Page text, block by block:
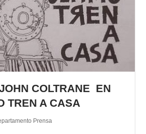
COLTRANE EN
TREN A CASA
Prensa